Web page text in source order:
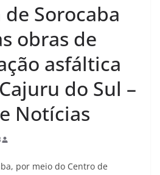
Sorocaba
obras de
asfáltica
do Sul –
Notícias
por meio do Centro de